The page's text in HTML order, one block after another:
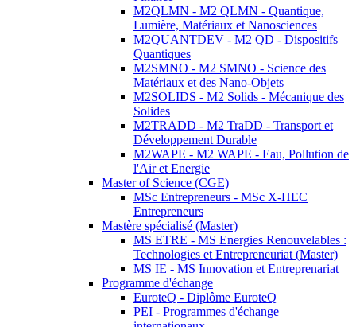
M2QLMN - M2 QLMN - Quantique,
Lumière, Matériaux et Nanosciences
M2QUANTDEV - M2 QD - Dispositifs
Quantiques
M2SMNO - M2 SMNO - Science des
Matériaux et des Nano-Objets
M2SOLIDS - M2 Solids - Mécanique des
Solides
M2TRADD - M2 TraDD - Transport et
Développement Durable
M2WAPE - M2 WAPE - Eau, Pollution de
l'Air et Energie
Master of Science (CGE)
MSc Entrepreneurs - MSc X-HEC
Entrepreneurs
Mastère spécialisé (Master)
MS ETRE - MS Energies Renouvelables :
Technologies et Entrepreneuriat (Master)
MS IE - MS Innovation et Entreprenariat
Programme d'échange
EuroteQ - Diplôme EuroteQ
PEI - Programmes d'échange